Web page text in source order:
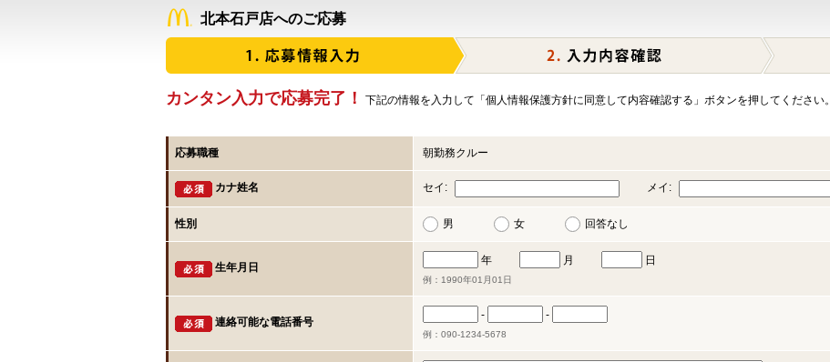
北本石戸店へのご応募
カンタン入力で応募完了！ 下記の情報を入力して「個人情報保護方針に同意して内容確認する」ボタンを押してください。
応募職種 朝勤務クルー
カナ姓名 セイ: メイ:
性別 男 女 回答なし
生年月日
年 月 日
例：1990年01月01日
連絡可能な電話番号
- -
例：090-1234-5678